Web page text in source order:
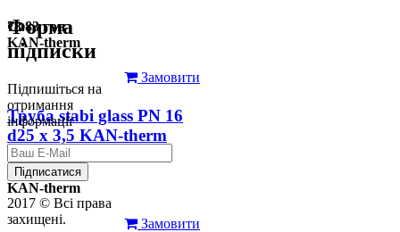
78.83 грн
KAN-therm
Замовити
Труба stabi glass PN 16
d25 х 3,5 KAN-therm
126.31 грн
KAN-therm
Замовити
Форма
підписки
Підпишіться на
отримання
інформації
Підписатися
2017 © Всі права
захищені.